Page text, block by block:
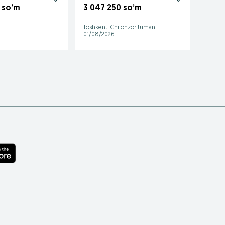
3 047 250 so’m
Toshkent, Chilonzor tumani
01/08/2026